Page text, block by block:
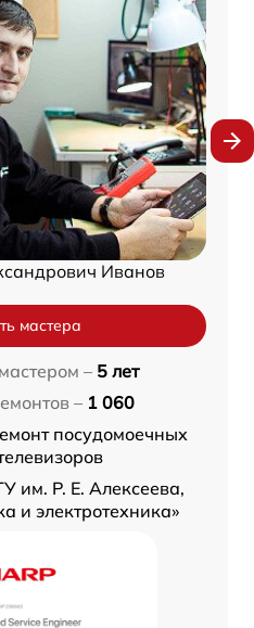
Иванов
мастера
– 5 лет
– 1 060
посудомоечных
им. Р. Е. Алексеева,
и электротехника»